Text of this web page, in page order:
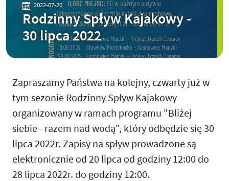
2022-07-20
Rodzinny Spływ Kajakowy -
30 lipca 2022
Zapraszamy Państwa na kolejny, czwarty już w
tym sezonie Rodzinny Spływ Kajakowy
organizowany w ramach programu "Bliżej
siebie - razem nad wodą", który odbędzie się 30
lipca 2022r. Zapisy na spływ prowadzone są
elektronicznie od 20 lipca od godziny 12:00 do
28 lipca 2022r. do godziny 12:00.